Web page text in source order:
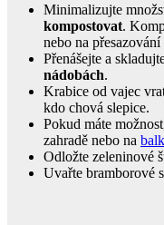
Minimalizujte
kompostovat.
nebo na
Přenášejte a
nádobách.
Krabice od vajec
kdo chová slepice.
Pokud máte
zahradě nebo na
Odložte zeleninové
Uvařte bramborové